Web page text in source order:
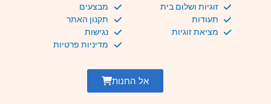
זוגיות ושלום בית
תעודות
מציאת זוגיות
מבצעים
תקנון האתר
נגישות
מדיניות פרטיות
אל החנות